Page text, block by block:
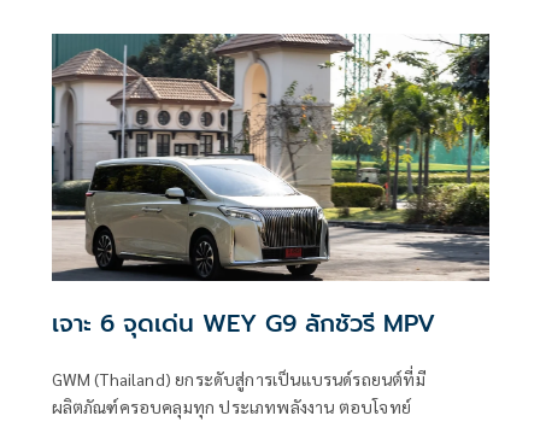
เจาะ 6 จุดเด่น WEY G9 ลักชัวรี MPV
GWM (Thailand) ยกระดับสู่การเป็นแบรนด์รถยนต์ที่มี
ผลิตภัณฑ์ครอบคลุมทุก ประเภทพลังงาน ตอบโจทย์